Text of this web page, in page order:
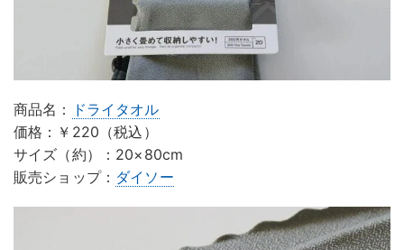
商品名：
ドライタオル
価格：￥220（税込）
サイズ（約）：20×80cm
販売ショップ： ダイソー